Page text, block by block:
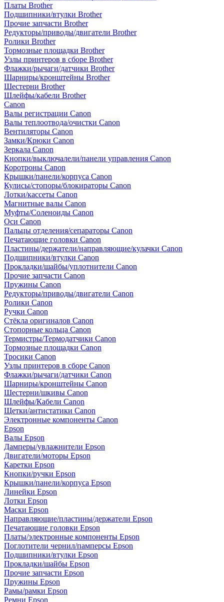
Платы Brother
Подшипники/втулки Brother
Прочие запчасти Brother
Редукторы/приводы/двигатели Brother
Ролики Brother
Тормозные площадки Brother
Узлы принтеров в сборе Brother
Флажки/рычаги/датчики Brother
Шарниры/кронштейны Brother
Шестерни Brother
Шлейфы/кабели Brother
Canon
Валы регистрации Canon
Валы теплоотвода/очистки Canon
Вентиляторы Canon
Замки/Крюки Canon
Зеркала Canon
Кнопки/выключалели/панели управления Canon
Коротроны Canon
Крышки/панели/корпуса Canon
Кулисы/стопоры/блокираторы Canon
Лотки/кассеты Canon
Магнитные валы Canon
Муфты/Соленоиды Canon
Оси Canon
Пальцы отделения/сепараторы Canon
Печатающие головки Canon
Пластины/держатели/направляющие/кулачки Canon
Подшипники/втулки Canon
Прокладки/шайбы/уплотнители Canon
Прочие запчасти Canon
Пружины Canon
Редукторы/приводы/двигатели Canon
Ролики Canon
Ручки Canon
Стёкла оригиналов Canon
Стопорные кольца Canon
Термистры/Термодатчики Canon
Тормозные площадки Canon
Тросики Canon
Узлы принтеров в сборе Canon
Флажки/рычаги/датчики Canon
Шарниры/кронштейны Canon
Шестерни/шкивы Canon
Шлейфы/Кабели Canon
Щетки/антистатики Canon
Электронные компоненты Canon
Epson
Валы Epson
Дамперы/увлажнители Epson
Двигатели/моторы Epson
Каретки Epson
Кнопки/ручки Epson
Крышки/панели/корпуса Epson
Линейки Epson
Лотки Epson
Маски Epson
Направляющие/пластины/держатели Epson
Печатающие головки Epson
Платы/электронные компоненты Epson
Поглотители чернил/памперсы Epson
Подшипники/втулки Epson
Прокладки/шайбы Epson
Прочие запчасти Epson
Пружины Epson
Рамы/рамки Epson
Ремни Epson